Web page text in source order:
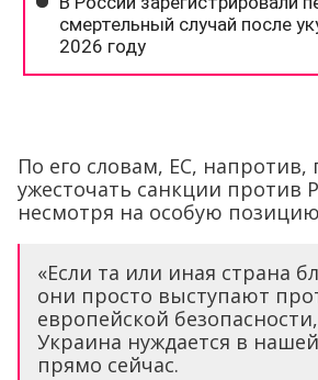
По его словам, ЕС, напротив,
ужесточать санкции против
несмотря на особую
«Если та или иная страна
они просто выступают
европейской
Украина нуждается в
прямо сейчас.